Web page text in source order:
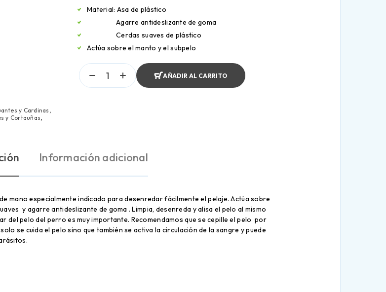
y Cardinas,
y Cortauñas,
Material: Asa de plástico
Agarre antideslizante de goma
Cerdas suaves de plástico
Actúa sobre el manto y el subpelo
AÑADIR AL CARRITO
Información adicional
mano especialmente indicado para desenredar fácilmente el pelaje. Actúa sobre
y agarre antideslizante de goma . Limpia, desenreda y alisa el pelo al mismo
del pelo del perro es muy importante. Recomendamos que se cepille el pelo por
se cuida el pelo sino que también se activa la circulación de la sangre y puede